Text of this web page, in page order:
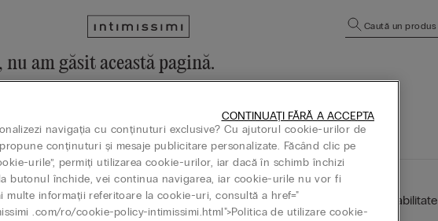
Caută un produs
nu am găsit această pagină.
principală
Gift card Sustenabilitate
navigația cu conținuturi exclusive? Cu ajutorul cookie-urilor de
conținuturi și mesaje publicitare personalizate. Făcând clic pe
urile”, permiți utilizarea cookie-urilor, iar dacă în schimb închizi
butonul închide, vei continua navigarea, iar cookie-urile nu vor fi
multe informații referitoare la cookie-uri, consultă a href="
.com/ro/cookie-policy-intimissimi.html">Politica de utilizare cookie-
CONTINUAȚI FĂRĂ A ACCEPTA